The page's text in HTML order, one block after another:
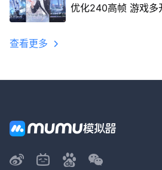
优化240高帧 游戏多
查看更多